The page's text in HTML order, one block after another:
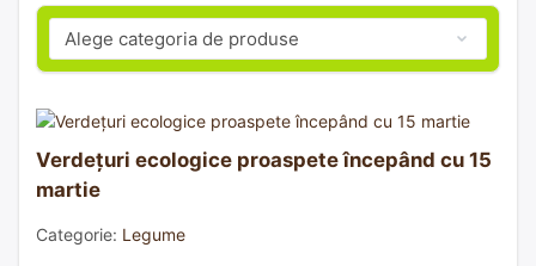
Verdețuri ecologice proaspete începând cu 15
martie
Categorie: Legume